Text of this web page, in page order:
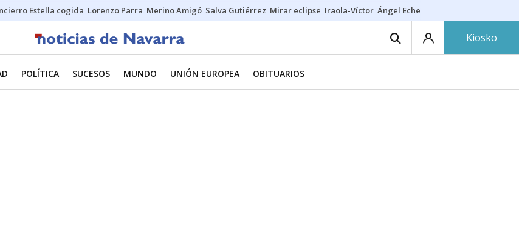
Estella cogida Lorenzo Parra Merino Amigó Salva Gutiérrez Mirar eclipse Iraola-Víctor Ángel Echeverría
Kiosko
POLÍTICA SUCESOS MUNDO UNIÓN EUROPEA OBITUARIOS